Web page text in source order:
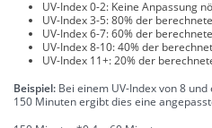
UV-Index 0-2: Keine Anpassung
UV-Index 3-5: 80% der
UV-Index 6-7: 60% der
UV-Index 8-10: 40% der
UV-Index 11+: 20% der
Beispiel: Bei einem UV-Index von 8
150 Minuten ergibt dies eine